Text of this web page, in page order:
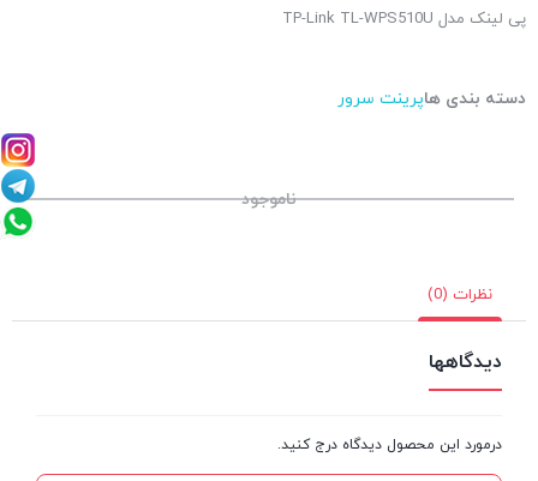
پی لینک مدل TP-Link TL-WPS510U
دسته بندی هاپرینت سرور
ناموجود
نظرات (0)
دیدگاهها
درمورد این محصول دیدگاه درج کنید.